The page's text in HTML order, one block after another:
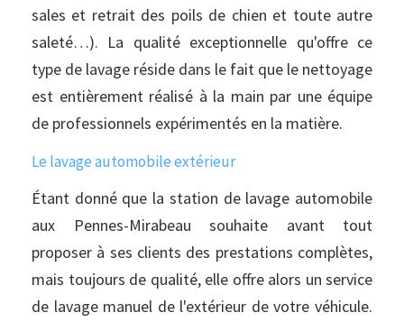
sales et retrait des poils de chien et toute autre
saleté…). La qualité exceptionnelle qu'offre ce
type de lavage réside dans le fait que le nettoyage
est entièrement réalisé à la main par une équipe
de professionnels expérimentés en la matière.
Le lavage automobile extérieur
Étant donné que la station de lavage automobile
aux Pennes-Mirabeau souhaite avant tout
proposer à ses clients des prestations complètes,
mais toujours de qualité, elle offre alors un service
de lavage manuel de l'extérieur de votre véhicule.